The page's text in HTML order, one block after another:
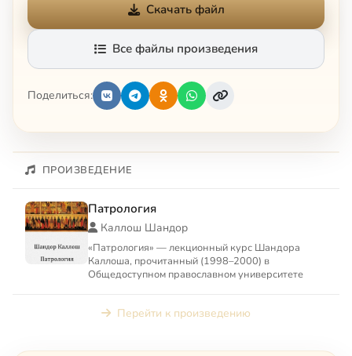
Скачать файл
Все файлы произведения
Поделиться:
ПРОИЗВЕДЕНИЕ
Патрология
Каллош Шандор
«Патрология» — лекционный курс Шандора
Каллоша, прочитанный (1998–2000) в
Общедоступном православном университете
Перейти к произведению